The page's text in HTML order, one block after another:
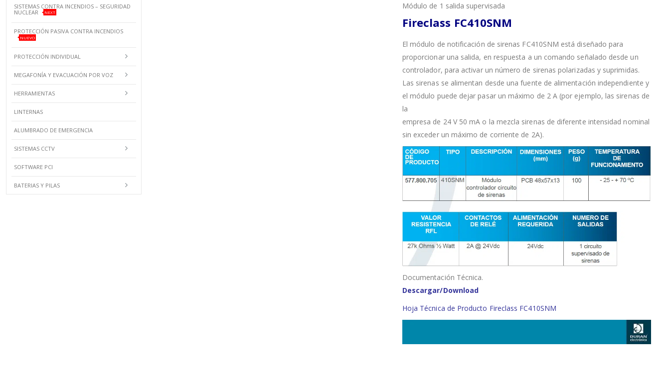
Módulo de 1 salida supervisada
Fireclass FC410SNM
El módulo de notificación de sirenas FC410SNM está diseñado para
proporcionar una salida, en respuesta a un comando señalado desde un
controlador, para activar un número de sirenas polarizadas y suprimidas.
Las sirenas se alimentan desde una fuente de alimentación independiente y
el módulo puede dejar pasar un máximo de 2 A (por ejemplo, las sirenas de
la
empresa de 24 V 50 mA o la mezcla sirenas de diferente intensidad nominal
sin exceder un máximo de corriente de 2A).
Documentación Técnica.
Descargar/Download
Hoja Técnica de Producto Fireclass FC410SNM
SISTEMAS CONTRA INCENDIOS – SEGURIDAD
NUCLEAR
NEXT
PROTECCIÓN PASIVA CONTRA INCENDIOS
NUEVO
PROTECCIÓN INDIVIDUAL
MEGAFONÍA Y EVACUACIÓN POR VOZ
HERRAMIENTAS
LINTERNAS
ALUMBRADO DE EMERGENCIA
SISTEMAS CCTV
SOFTWARE PCI
BATERIAS Y PILAS